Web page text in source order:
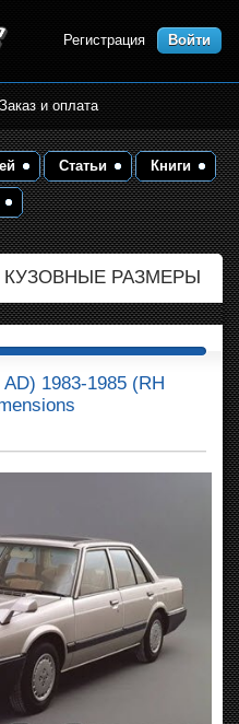
Регистрация Войти
Заказ и оплата
Статьи Книги
КУЗОВНЫЕ РАЗМЕРЫ
1983-1985 (RH